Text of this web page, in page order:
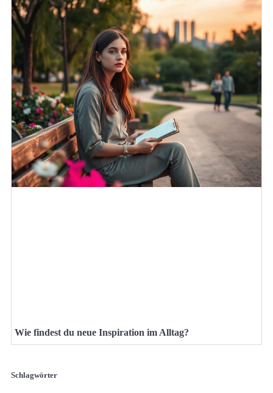
Wie findest du neue Inspiration im Alltag?
Schlagwörter